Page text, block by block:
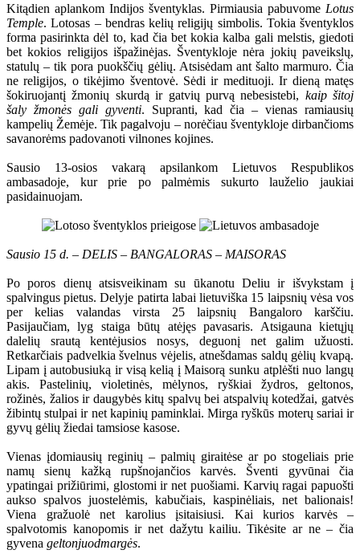
Kitądien aplankom Indijos šventyklas. Pirmiausia pabuvome Lotus
Temple. Lotosas – bendras kelių religijų simbolis. Tokia šventyklos
forma pasirinkta dėl to, kad čia bet kokia kalba gali melstis, giedoti
bet kokios religijos išpažinėjas. Šventykloje nėra jokių paveikslų,
statulų – tik pora puokščių gėlių. Atsisėdam ant šalto marmuro. Čia
ne religijos, o tikėjimo šventovė. Sėdi ir medituoji. Ir dieną matęs
šokiruojantį žmonių skurdą ir gatvių purvą nebesistebi, kaip šitoj
šaly žmonės gali gyventi. Supranti, kad čia – vienas ramiausių
kampelių Žemėje. Tik pagalvoju – norėčiau šventykloje dirbančioms
savanorėms padovanoti vilnones kojines.
Sausio 13-osios vakarą apsilankom Lietuvos Respublikos
ambasadoje, kur prie po palmėmis sukurto lauželio jaukiai
pasidainuojam.
Sausio 15 d. – DELIS – BANGALORAS – MAISORAS
Po poros dienų atsisveikinam su ūkanotu Deliu ir išvykstam į
spalvingus pietus. Delyje patirta labai lietuviška 15 laipsnių vėsa vos
per kelias valandas virsta 25 laipsnių Bangaloro karščiu.
Pasijaučiam, lyg staiga būtų atėjęs pavasaris. Atsigauna kietųjų
dalelių srautą kentėjusios nosys, deguonį net galim užuosti.
Retkarčiais padvelkia švelnus vėjelis, atnešdamas saldų gėlių kvapą.
Lipam į autobusiuką ir visą kelią į Maisorą sunku atplėšti nuo langų
akis. Pastelinių, violetinės, mėlynos, ryškiai žydros, geltonos,
rožinės, žalios ir daugybės kitų spalvų bei atspalvių kotedžai, gatvės
žibintų stulpai ir net kapinių paminklai. Mirga ryškūs moterų sariai ir
gyvų gėlių žiedai tamsiose kasose.
Vienas įdomiausių reginių – palmių giraitėse ar po stogeliais prie
namų sienų kažką rupšnojančios karvės. Šventi gyvūnai čia
ypatingai prižiūrimi, glostomi ir net puošiami. Karvių ragai papuošti
aukso spalvos juostelėmis, kabučiais, kaspinėliais, net balionais!
Viena gražuolė net karolius įsitaisiusi. Kai kurios karvės –
spalvotomis kanopomis ir net dažytu kailiu. Tikėsite ar ne – čia
gyvena geltonjuodmargės.